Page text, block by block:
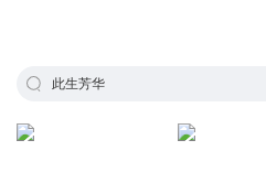
此生芳华